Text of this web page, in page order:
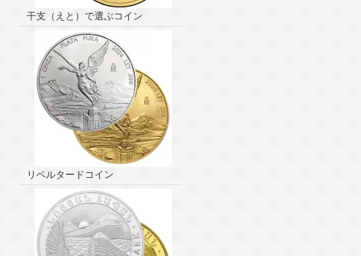
干支（えと）で選ぶコイン
リベルタードコイン